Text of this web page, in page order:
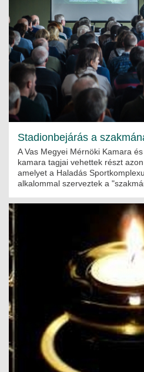
Stadionbejárás a
A Vas Megyei Mérnöki Kamara
kamara tagjai vehettek részt
amelyet a Haladás
alkalommal szerveztek a